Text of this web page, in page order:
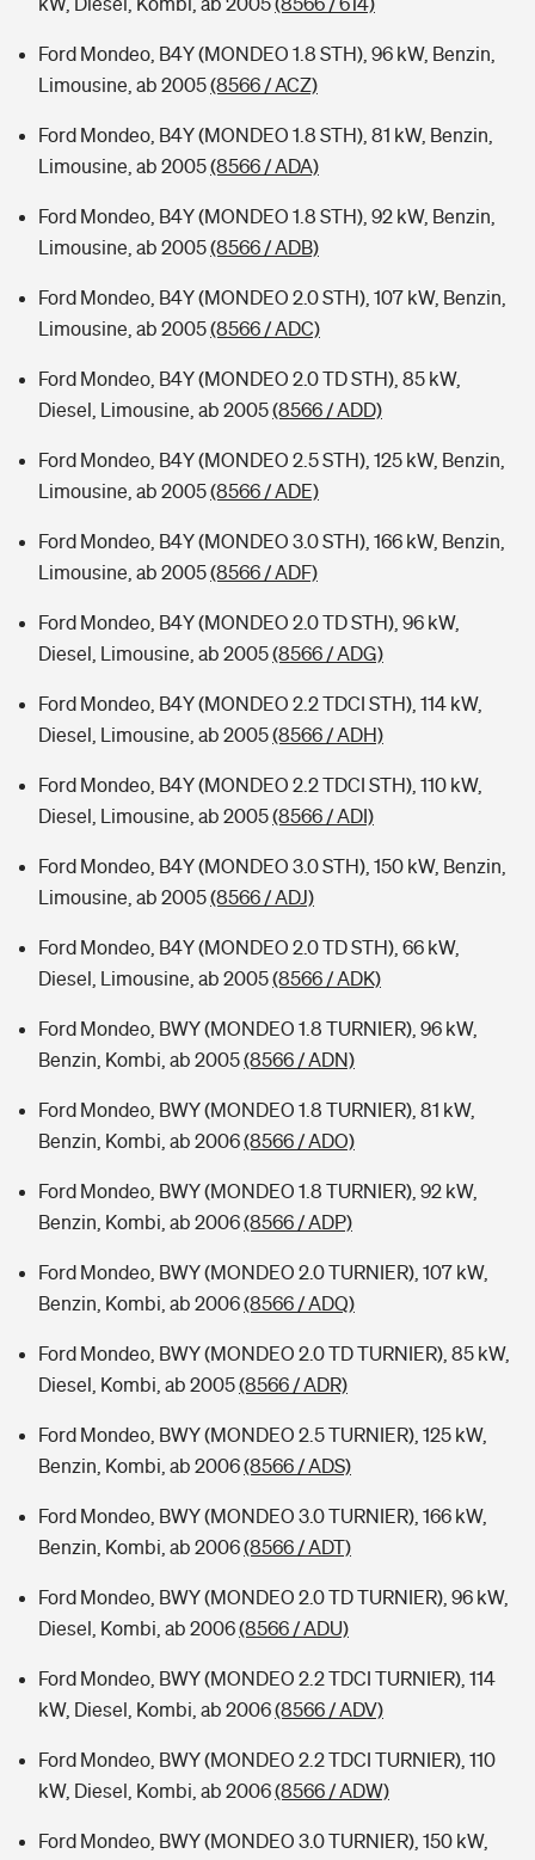
Ford Mondeo, B4Y (MONDEO 1.8 STH), 96 kW, Benzin,
Limousine, ab 2005(8566 / ACZ)
Ford Mondeo, B4Y (MONDEO 1.8 STH), 81 kW, Benzin,
Limousine, ab 2005(8566 / ADA)
Ford Mondeo, B4Y (MONDEO 1.8 STH), 92 kW, Benzin,
Limousine, ab 2005(8566 / ADB)
Ford Mondeo, B4Y (MONDEO 2.0 STH), 107 kW, Benzin,
Limousine, ab 2005(8566 / ADC)
Ford Mondeo, B4Y (MONDEO 2.0 TD STH), 85 kW,
Diesel, Limousine, ab 2005(8566 / ADD)
Ford Mondeo, B4Y (MONDEO 2.5 STH), 125 kW, Benzin,
Limousine, ab 2005(8566 / ADE)
Ford Mondeo, B4Y (MONDEO 3.0 STH), 166 kW, Benzin,
Limousine, ab 2005(8566 / ADF)
Ford Mondeo, B4Y (MONDEO 2.0 TD STH), 96 kW,
Diesel, Limousine, ab 2005(8566 / ADG)
Ford Mondeo, B4Y (MONDEO 2.2 TDCI STH), 114 kW,
Diesel, Limousine, ab 2005(8566 / ADH)
Ford Mondeo, B4Y (MONDEO 2.2 TDCI STH), 110 kW,
Diesel, Limousine, ab 2005(8566 / ADI)
Ford Mondeo, B4Y (MONDEO 3.0 STH), 150 kW, Benzin,
Limousine, ab 2005(8566 / ADJ)
Ford Mondeo, B4Y (MONDEO 2.0 TD STH), 66 kW,
Diesel, Limousine, ab 2005(8566 / ADK)
Ford Mondeo, BWY (MONDEO 1.8 TURNIER), 96 kW,
Benzin, Kombi, ab 2005(8566 / ADN)
Ford Mondeo, BWY (MONDEO 1.8 TURNIER), 81 kW,
Benzin, Kombi, ab 2006(8566 / ADO)
Ford Mondeo, BWY (MONDEO 1.8 TURNIER), 92 kW,
Benzin, Kombi, ab 2006(8566 / ADP)
Ford Mondeo, BWY (MONDEO 2.0 TURNIER), 107 kW,
Benzin, Kombi, ab 2006(8566 / ADQ)
Ford Mondeo, BWY (MONDEO 2.0 TD TURNIER), 85 kW,
Diesel, Kombi, ab 2005(8566 / ADR)
Ford Mondeo, BWY (MONDEO 2.5 TURNIER), 125 kW,
Benzin, Kombi, ab 2006(8566 / ADS)
Ford Mondeo, BWY (MONDEO 3.0 TURNIER), 166 kW,
Benzin, Kombi, ab 2006(8566 / ADT)
Ford Mondeo, BWY (MONDEO 2.0 TD TURNIER), 96 kW,
Diesel, Kombi, ab 2006(8566 / ADU)
Ford Mondeo, BWY (MONDEO 2.2 TDCI TURNIER), 114
kW, Diesel, Kombi, ab 2006(8566 / ADV)
Ford Mondeo, BWY (MONDEO 2.2 TDCI TURNIER), 110
kW, Diesel, Kombi, ab 2006(8566 / ADW)
Ford Mondeo, BWY (MONDEO 3.0 TURNIER), 150 kW,